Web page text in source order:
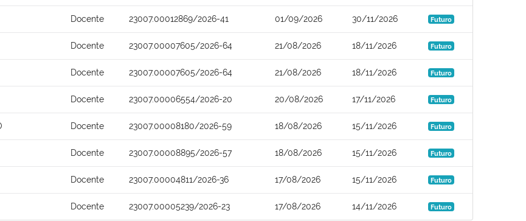
Docente 23007.00012869/2026-41 01/09/2026 30/11/2026 Futuro
Docente 23007.00007605/2026-64 21/08/2026 18/11/2026 Futuro
Docente 23007.00007605/2026-64 21/08/2026 18/11/2026 Futuro
Docente 23007.00006554/2026-20 20/08/2026 17/11/2026 Futuro
Docente 23007.00008180/2026-59 18/08/2026 15/11/2026 Futuro
Docente 23007.00008895/2026-57 18/08/2026 15/11/2026 Futuro
Docente 23007.00004811/2026-36 17/08/2026 15/11/2026 Futuro
Docente 23007.00005239/2026-23 17/08/2026 14/11/2026 Futuro